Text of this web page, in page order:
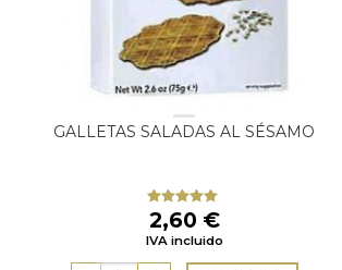
GALLETAS SALADAS AL SÉSAMO
Valorado
con5.00
de
5
2,60 €
IVA incluido